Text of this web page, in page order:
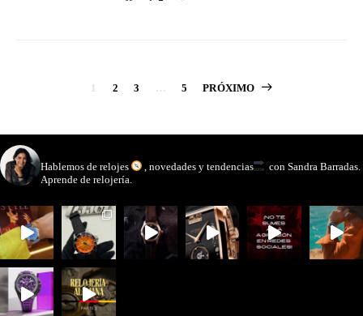
Paginación
1 2 3 … 5 PRÓXIMO
Hablemos de relojes , novedades y tendencias
con Sandra Barradas.
Aprende de relojería.